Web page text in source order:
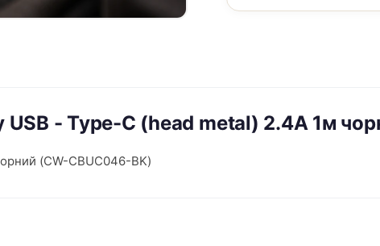
USB - Type-C (head metal) 2.4А 1м
(CW-CBUC046-BK)